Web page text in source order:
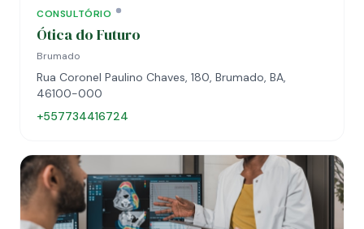
CONSULTÓRIO
Ótica do Futuro
Brumado
Rua Coronel Paulino Chaves, 180, Brumado, BA,
46100-000
+557734416724